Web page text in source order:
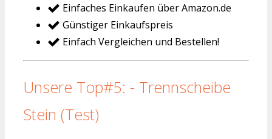
Einfaches Einkaufen über Amazon.de
Günstiger Einkaufspreis
Einfach Vergleichen und Bestellen!
Unsere Top#5: - Trennscheibe
Stein (Test)